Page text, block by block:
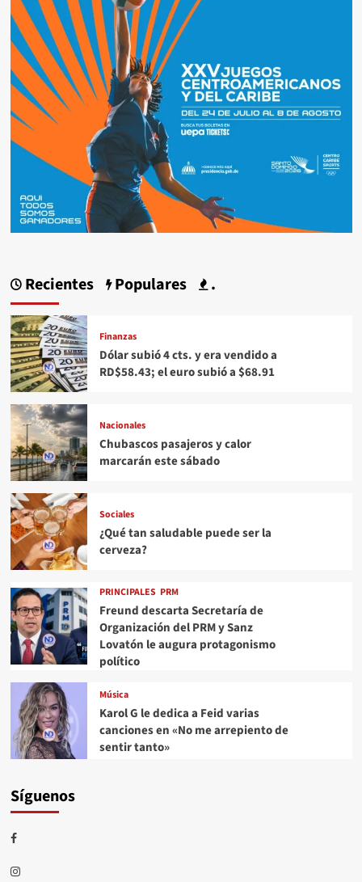
Recientes Populares .
Finanzas
Dólar subió 4 cts. y era vendido a
RD$58.43; el euro subió a $68.91
Nacionales
Chubascos pasajeros y calor
marcarán este sábado
Sociales
¿Qué tan saludable puede ser la
cerveza?
PRINCIPALES PRM
Freund descarta Secretaría de
Organización del PRM y Sanz
Lovatón le augura protagonismo
político
Música
Karol G le dedica a Feid varias
canciones en «No me arrepiento de
sentir tanto»
Síguenos